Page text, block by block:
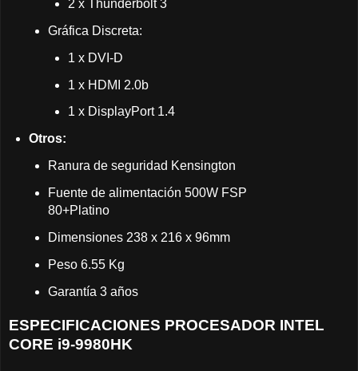
2 x Thunderbolt 3
Gráfica Discreta:
1 x DVI-D
1 x HDMI 2.0b
1 x DisplayPort 1.4
Otros:
Ranura de seguridad Kensington
Fuente de alimentación 500W FSP
80+Platino
Dimensiones 238 x 216 x 96mm
Peso 6.55 Kg
Garantía 3 años
ESPECIFICACIONES PROCESADOR INTEL
CORE i9-9980HK